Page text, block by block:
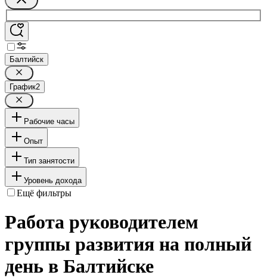
Балтийск
График2
Рабочие часы
Опыт
Тип занятости
Уровень дохода
Ещё фильтры
Работа руководителем
группы развития на полный
день в Балтийске